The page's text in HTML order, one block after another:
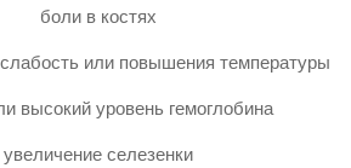
боли в костях
или повышения температуры
высокий уровень гемоглобина
увеличение селезенки